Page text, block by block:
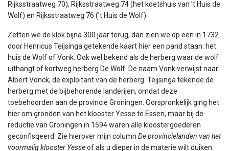
Rijksstraatweg 70), Rijksstraatweg 74 (het koetshuis van ’t Huis de
Wolf) en Rijksstraatweg 76 (’t Huis de Wolf).
Zetten we de klok bijna 300 jaar terug, dan zien we op een in 1732
door Henricus Teijsinga getekende kaart hier een pand staan: het
huis de Wolf of Vonk. Ook wel bekend als de herberg waar de wolf
uithangt of kortweg herberg De Wolf. De naam Vonk verwijst naar
Albert Vonck, de exploitant van de herberg. Teijsinga tekende de
herberg met de bijbehorende landerijen, omdat deze
toebehoorden aan de provincie Groningen. Oorspronkelijk ging het
hier om gronden van het klooster Yesse te Essen, maar bij de
reductie van Groningen in 1594 waren alle kloostergoederen
geconfisqeerd. Zie hierover mijn column De provincielanden van het
voormalig klooster Yesseof als u dieper in de materie wilt duiken